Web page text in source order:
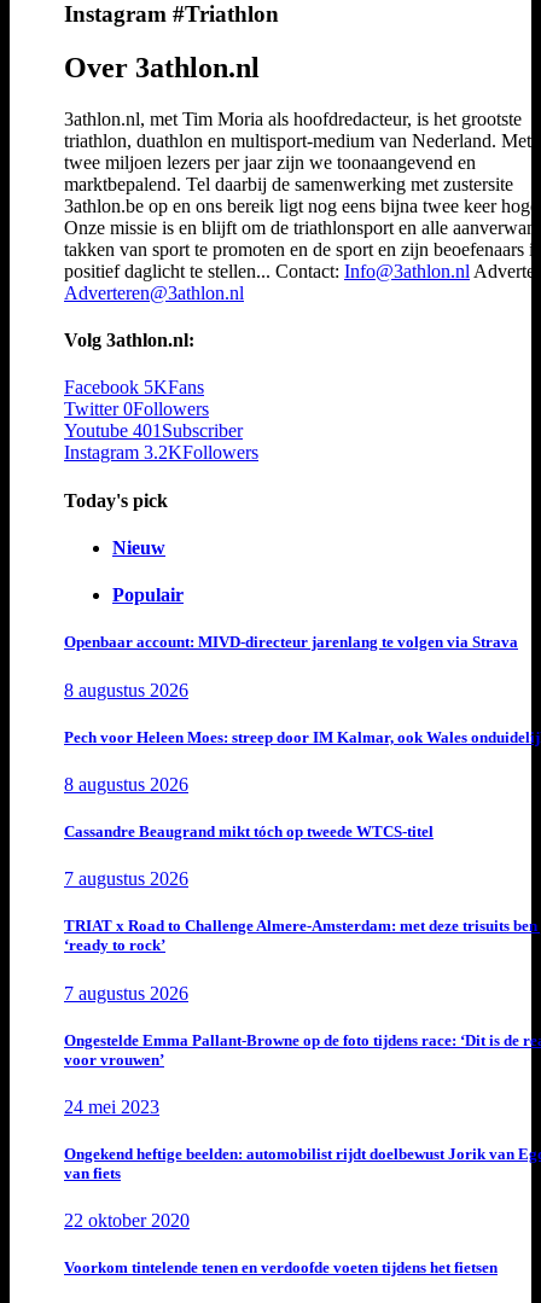
Instagram #Triathlon
Over 3athlon.nl
3athlon.nl, met Tim Moria als hoofdredacteur, is het grootste
triathlon, duathlon en multisport-medium van Nederland. Met
twee miljoen lezers per jaar zijn we toonaangevend en
marktbepalend. Tel daarbij de samenwerking met zustersite
3athlon.be op en ons bereik ligt nog eens bijna twee keer
Onze missie is en blijft om de triathlonsport en alle
takken van sport te promoten en de sport en zijn beoefenaars
positief daglicht te stellen... Contact: Info@3athlon.nl
Adverteren@3athlon.nl
Volg 3athlon.nl:
Facebook 5KFans
Twitter 0Followers
Youtube 401Subscriber
Instagram 3.2KFollowers
Today's pick
Nieuw
Populair
Openbaar account: MIVD-directeur jarenlang te volgen via Strava
8 augustus 2026
Pech voor Heleen Moes: streep door IM Kalmar, ook Wales
8 augustus 2026
Cassandre Beaugrand mikt tóch op tweede WTCS-titel
7 augustus 2026
TRIAT x Road to Challenge Almere-Amsterdam: met deze trisuits ben
‘ready to rock’
7 augustus 2026
Ongestelde Emma Pallant-Browne op de foto tijdens race: ‘Dit is de
voor vrouwen’
24 mei 2023
Ongekend heftige beelden: automobilist rijdt doelbewust Jorik van
van fiets
22 oktober 2020
Voorkom tintelende tenen en verdoofde voeten tijdens het fietsen